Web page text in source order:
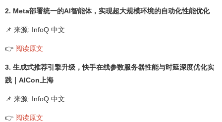
2. Meta部署统一的AI智能体，实现超大规模环境的自动化性能优化
📌 来源: InfoQ 中文
👉 阅读原文
3. 生成式推荐引擎升级，快手在线参数服务器性能与时延深度优化实
践｜AICon上海
📌 来源: InfoQ 中文
👉 阅读原文